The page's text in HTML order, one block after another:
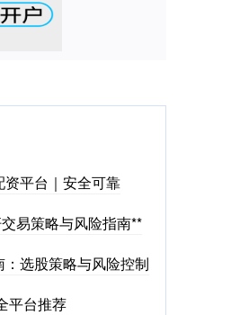
平台｜安全可靠
易策略与风险指南**
选股策略与风险控制
平台推荐